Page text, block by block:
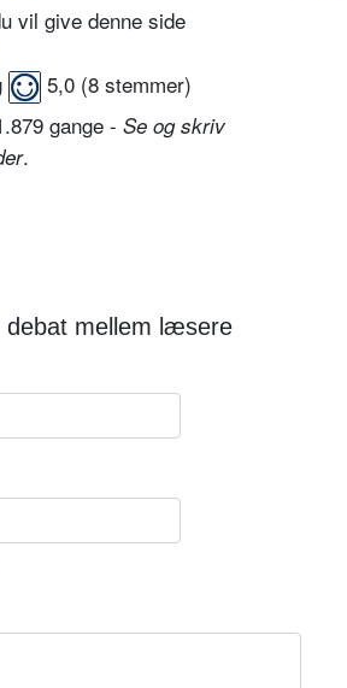
vil give denne side
5,0 (8 stemmer)
gange - Se og skriv
.
debat mellem læsere